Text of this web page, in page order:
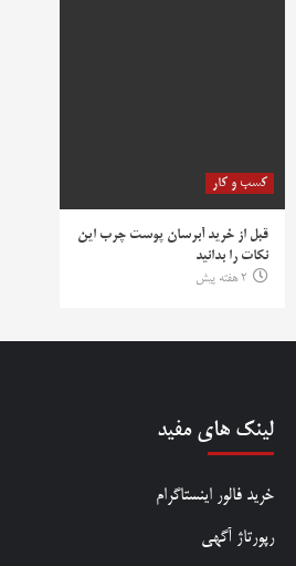
کسب و کار
قبل از خرید آبرسان پوست چرب این
نکات را بدانید
2 هفته پیش
لینک های مفید
خرید فالور اینستاگرام
رپورتاژ آگهی